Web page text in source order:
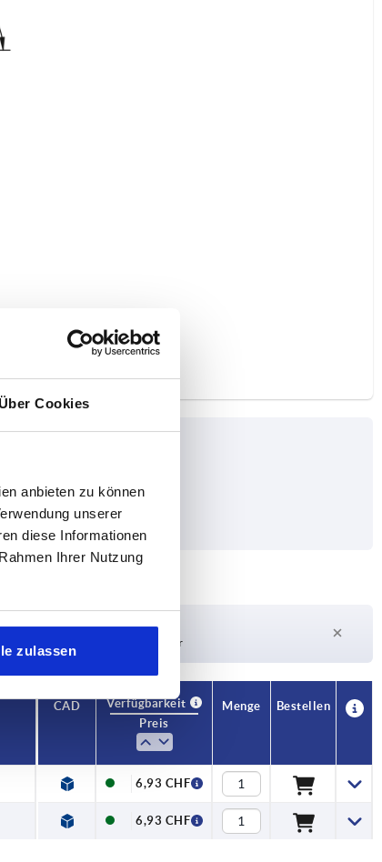
Über Cookies
anbieten zu können
unserer
diese Informationen
Ihrer Nutzung
zulassen
Lieferzeit auf Anfrage
Derzeit nicht auf Lager
CAD
Verfügbarkeit
Preis
Menge Bestellen
6,93 CHF
6,93 CHF